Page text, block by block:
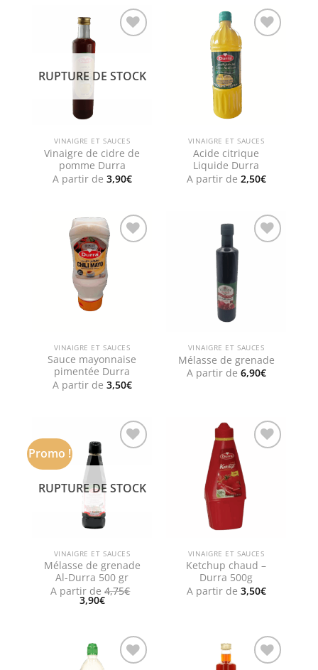
RUPTURE DE STOCK
VINAIGRE ET SAUCES
Vinaigre de cidre de
pomme Durra
A partir de 3,90€
VINAIGRE ET SAUCES
Acide citrique
Liquide Durra
A partir de 2,50€
VINAIGRE ET SAUCES
Sauce mayonnaise
pimentée Durra
A partir de 3,50€
VINAIGRE ET SAUCES
Mélasse de grenade
A partir de 6,90€
Promo !
RUPTURE DE STOCK
VINAIGRE ET SAUCES
Mélasse de grenade
Al-Durra 500 gr
A partir de4,75€
Le
prix
3,90€Le
prix
3,90€.
wishlist
VINAIGRE ET SAUCES
Ketchup chaud –
Durra 500g
A partir de 3,50€